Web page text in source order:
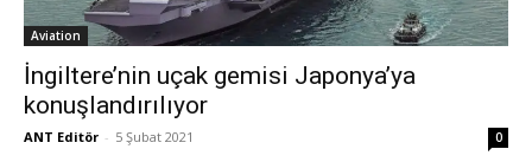
Aviation
İngiltere’nin uçak gemisi Japonya’ya
konuşlandırılıyor
ANT Editör - 5 Şubat 2021 0